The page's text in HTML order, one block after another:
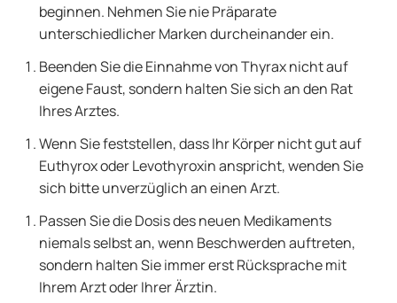
beginnen. Nehmen Sie nie Präparate
unterschiedlicher Marken durcheinander ein.
Beenden Sie die Einnahme von Thyrax nicht auf
eigene Faust, sondern halten Sie sich an den Rat
Ihres Arztes.
Wenn Sie feststellen, dass Ihr Körper nicht gut auf
Euthyrox oder Levothyroxin anspricht, wenden Sie
sich bitte unverzüglich an einen Arzt.
Passen Sie die Dosis des neuen Medikaments
niemals selbst an, wenn Beschwerden auftreten,
sondern halten Sie immer erst Rücksprache mit
Ihrem Arzt oder Ihrer Ärztin.